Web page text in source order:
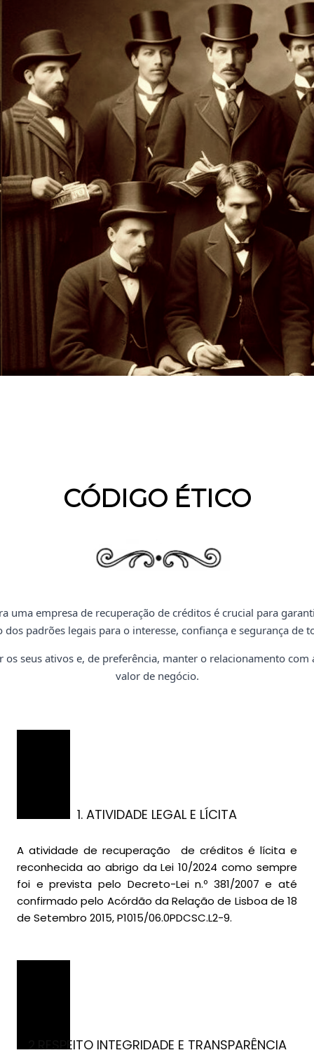
CÓDIGO ÉTICO
uma empresa de recuperação de créditos é crucial para
dos padrões legais para o interesse, confiança e segurança de
os seus ativos e, de preferência, manter o relacionamento com
valor de negócio.
1. ATIVIDADE LEGAL E LÍCITA
A atividade de recuperação de créditos é lícita e
reconhecida ao abrigo da Lei 10/2024 como sempre
foi e prevista pelo Decreto-Lei n.º 381/2007 e até
confirmado pelo Acórdão da Relação de Lisboa de 18
de Setembro 2015, P1015/06.0PDCSC.L2-9.
2.RESPEITO INTEGRIDADE E TRANSPARÊNCIA